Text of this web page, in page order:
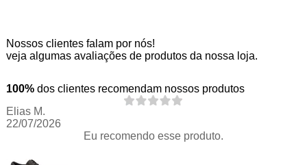
Nossos clientes falam por nós!
veja algumas avaliações de produtos da nossa loja.
100% dos clientes recomendam nossos produtos
Elias M.
22/07/2026
Eu recomendo esse produto.